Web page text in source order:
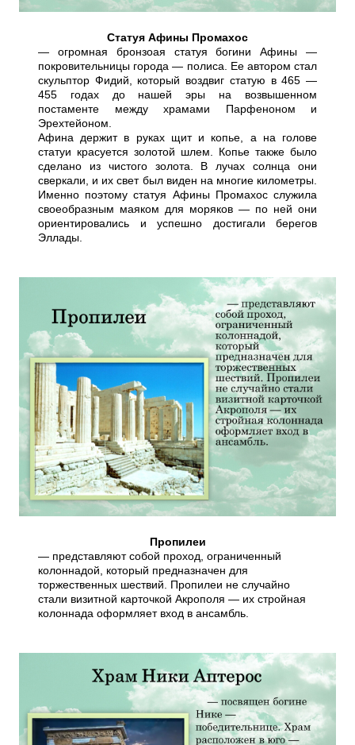
Статуя Афины Промахос
— огромная бронзоая статуя богини Афины —
покровительницы города — полиса. Ее автором стал
скульптор Фидий, который воздвиг статую в 465 —
455 годах до нашей эры на возвышенном
постаменте между храмами Парфеноном и
Эрехтейоном.
Афина держит в руках щит и копье, а на голове
статуи красуется золотой шлем. Копье также было
сделано из чистого золота. В лучах солнца они
сверкали, и их свет был виден на многие километры.
Именно поэтому статуя Афины Промахос служила
своеобразным маяком для моряков — по ней они
ориентировались и успешно достигали берегов
Эллады.
Пропилеи
— представляют собой проход, ограниченный
колоннадой, который предназначен для
торжественных шествий. Пропилеи не случайно
стали визитной карточкой Акрополя — их стройная
колоннада оформляет вход в ансамбль.